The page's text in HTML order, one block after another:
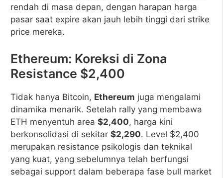
rendah di masa depan, dengan harapan harga
pasar saat expire akan jauh lebih tinggi dari strike
price mereka.
Ethereum: Koreksi di Zona
Resistance $2,400
Tidak hanya Bitcoin, Ethereum juga mengalami
dinamika menarik. Setelah rally yang membawa
ETH menyentuh area $2,400, harga kini
berkonsolidasi di sekitar $2,290. Level $2,400
merupakan resistance psikologis dan teknikal
yang kuat, yang sebelumnya telah berfungsi
sebagai support dalam beberapa fase bull market